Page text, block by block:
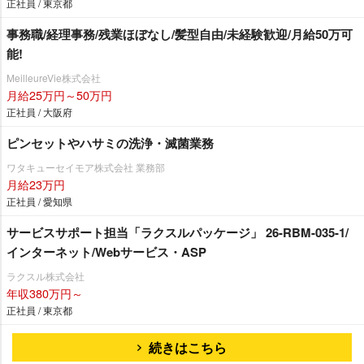
事務職/経理事務/残業ほぼなし/髪型自由/未経験歓迎/月給50万可
能!
MeilleureVie株式会社
月給25万円～50万円
正社員 / 大阪府
ピンセットやハサミの洗浄・滅菌業務
ワタキューセイモア株式会社 業務部
月給23万円
正社員 / 愛知県
サービスサポート担当「ラクスルパッケージ」 26-RBM-035-1/
インターネット/Webサービス・ASP
ラクスル株式会社
年収380万円～
正社員 / 東京都
続きはこちら